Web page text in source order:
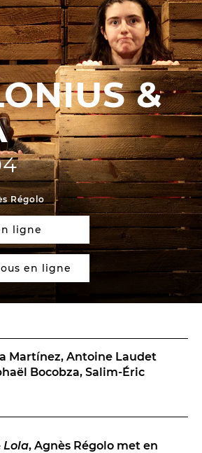
Holtz
élèves de l'ERACM
&
Régolo
ligne
en ligne
Martínez, Antoine Laudet
Bocobza, Salim-Éric
Lola, Agnès Régolo met en